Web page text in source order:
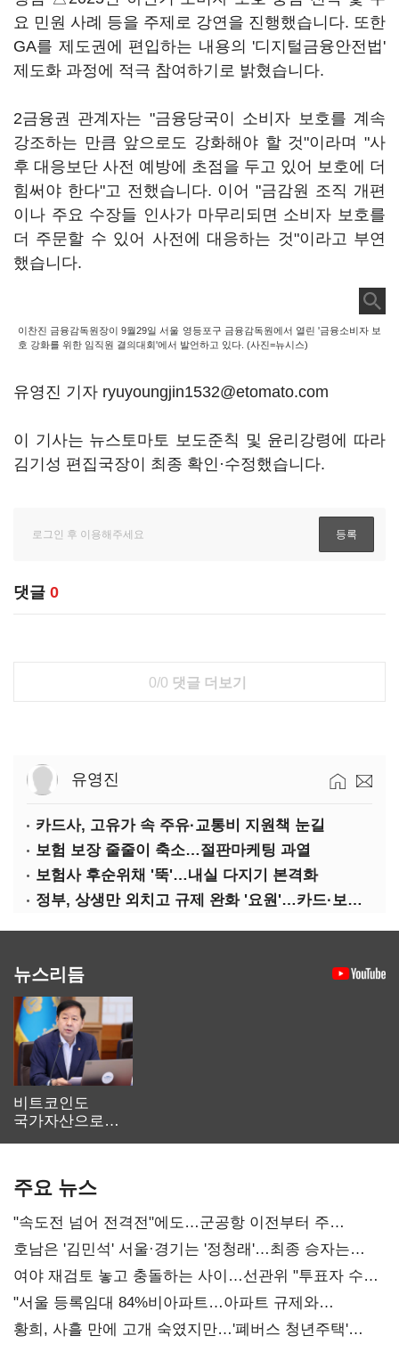
요 민원 사례 등을 주제로 강연을 진행했습니다. 또한
GA를 제도권에 편입하는 내용의 '디지털금융안전법'
제도화 과정에 적극 참여하기로 밝혔습니다.
2금융권 관계자는 "금융당국이 소비자 보호를 계속
강조하는 만큼 앞으로도 강화해야 할 것"이라며 "사
후 대응보단 사전 예방에 초점을 두고 있어 보호에 더
힘써야 한다"고 전했습니다. 이어 "금감원 조직 개편
이나 주요 수장들 인사가 마무리되면 소비자 보호를
더 주문할 수 있어 사전에 대응하는 것"이라고 부연
했습니다.
이찬진 금융감독원장이 9월29일 서울 영등포구 금융감독원에서 열린 '금융소비자 보
호 강화를 위한 임직원 결의대회'에서 발언하고 있다. (사진=뉴시스)
유영진 기자 ryuyoungjin1532@etomato.com
이 기사는 뉴스토마토 보도준칙 및 윤리강령에 따라
김기성 편집국장이 최종 확인·수정했습니다.
댓글 0
0/0 댓글 더보기
유영진
카드사, 고유가 속 주유·교통비 지원책 눈길
보험 보장 줄줄이 축소…절판마케팅 과열
보험사 후순위채 '뚝'…내실 다지기 본격화
정부, 상생만 외치고 규제 완화 '요원'…카드·보험사 부담 역대급
뉴스리듬
비트코인도
국가자산으로…'
주요 뉴스
"속도전 넘어 전격전"에도…군공항 이전부터 주
52시간까지 '뇌관'
호남은 '김민석' 서울·경기는 '정청래'…최종 승자는
'안갯속'
여야 재검토 놓고 충돌하는 사이…선관위 "투표자 수
오차 당연"
"서울 등록임대 84%비아파트…아파트 규제와
달리해야"
황희, 사흘 만에 고개 숙였지만…'폐버스 청년주택'